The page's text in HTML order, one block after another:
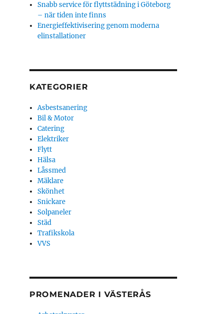
Snabb service för flyttstädning i Göteborg
– när tiden inte finns
Energieffektivisering genom moderna
elinstallationer
KATEGORIER
Asbestsanering
Bil & Motor
Catering
Elektriker
Flytt
Hälsa
Låssmed
Mäklare
Skönhet
Snickare
Solpaneler
Städ
Trafikskola
VVS
PROMENADER I VÄSTERÅS